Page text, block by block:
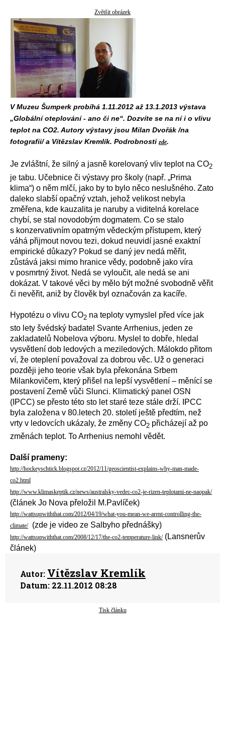
Zvětšit obrázek
V Muzeu Šumperk probíhá 1.11.2012 až 13.1.2013 výstava
„Globální oteplování - ano či ne“. Dozvíte se na ní i o vlivu
teplot na CO2. Autory výstavy jsou Milan Dvořák /na
fotografii/ a Vítězslav Kremlík. Podrobnostizde.
Je zvláštní, že silný a jasně korelovaný vliv teplot na CO2
je tabu. Učebnice či výstavy pro školy (např. „Prima
klima“) o něm mlčí, jako by to bylo něco neslušného. Zato
daleko slabší opačný vztah, jehož velikost nebyla
změřena, kde kauzalita je naruby a viditelná korelace
chybí, se stal novodobým dogmatem. Co se stalo
s konzervativním opatrným vědeckým přístupem, který
váhá přijmout novou tezi, dokud neuvidí jasné exaktní
empirické důkazy? Pokud se daný jev nedá měřit,
zůstává jaksi mimo hranice vědy, podobně jako víra
v posmrtný život. Nedá se vyloučit, ale nedá se ani
dokázat. V takové věci by mělo být možné svobodně věřit
či nevěřit, aniž by člověk byl označován za kacíře.
Hypotézu o vlivu CO2 na teploty vymyslel před více jak
sto lety švédský badatel Svante Arrhenius, jeden ze
zakladatelů Nobelova výboru. Myslel to dobře, hledal
vysvětlení dob ledových a meziledových. Málokdo přitom
ví, že oteplení považoval za dobrou věc. Už o generaci
později jeho teorie však byla překonána Srbem
Milankovičem, který přišel na lepší vysvětlení – měnící se
postavení Země vůči Slunci. Klimatický panel OSN
(IPCC) se přesto této sto let staré teze stále drží. IPCC
byla založena v 80.letech 20. století ještě předtím, než
vrty v ledovcích ukázaly, že změny CO2 přicházejí až po
změnách teplot. To Arrhenius nemohl vědět.
Další prameny:
http://hockeyschtick.blogspot.cz/2012/11/geoscientist-explains-why-man-made-
co2.html
http://www.klimaskeptik.cz/news/australsky-vedec-co2-je-rizen-teplotami-ne-naopak/
(článek Jo Nova přeložil M.Pavlíček)
http://wattsupwiththat.com/2012/04/19/what-you-mean-we-arent-controlling-the-
climate/(zde je video ze Salbyho přednášky)
http://wattsupwiththat.com/2008/12/17/the-co2-temperature-link/(Lansnerův
článek)
Autor: Vítězslav Kremlík
Datum: 22.11.2012 08:28
Tisk článku